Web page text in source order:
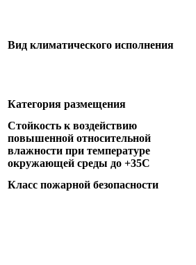
Вид климатического исполнения
Категория размещения
Стойкость к воздействию
повышенной относительной
влажности при температуре
окружающей среды до +35C
Класс пожарной безопасности